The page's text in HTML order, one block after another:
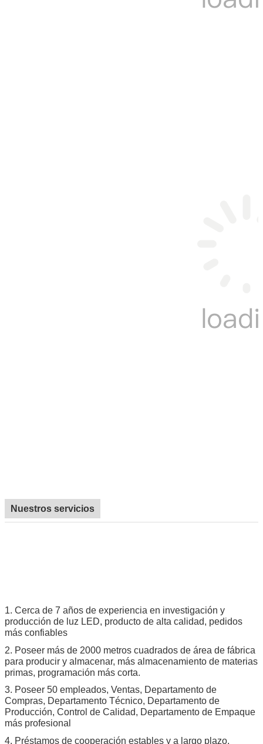
Nuestros servicios
1. Cerca de 7 años de experiencia en investigación y
producción de luz LED, producto de alta calidad, pedidos
más confiables
2. Poseer más de 2000 metros cuadrados de área de fábrica
para producir y almacenar, más almacenamiento de materias
primas, programación más corta.
3. Poseer 50 empleados, Ventas, Departamento de
Compras, Departamento Técnico, Departamento de
Producción, Control de Calidad, Departamento de Empaque
más profesional
4. Préstamos de cooperación estables y a largo plazo,